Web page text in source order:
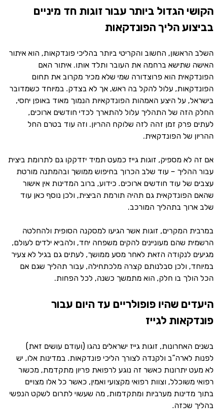
הקושי הגדול ביותר עבור זוגות חד מיניים
בביצוע הליך הפונדקאות
השלב הראשון, החשוב והקריטי ביותר בהליכי פונדקאות, הוא איתור
האישה שתישא ברחמה את העובר ותלד אותו. איתור האם
הפונדקאית הוא פרוצדורה שמי שלא מכיר מקרוב את תחום
הפונדקאות, עלול להקל בה ראש, אך לא בצדק. במיוחד כשמדובר
בישראל, על היצע האמהות הפונדקאיות הנמוך מאוד באופן יחסי,
החלק הזה של התהליך עלול להתארך לכדי חודשים ארוכים,
לעתים פרק זמן זהה לזה שלוקח ההריון. וזה עוד בטרם החל
ההריון של הפונדקאית.
אם זה לא מספיק, זוגות גייז כמעט תמיד יזדקקו גם לתרומת ביצית
עבור ההליך – עוד שלב הכרוך בחיפוש ממושך ובהמתנה מורטת
עצבים של עוד חודשים ארוכים. כידוע, ברוב המדינות אין אישור
שהאם הפונדקאית גם תהיה תורמת הביצית, ולכן נוסף כאן עוד
שלב ארוך בתהליך המורכב.
במרבית המקרים, זוגות אשר הגיעו למסקנה הסופית ולהחלטה
הרשמית שהם מעוניינים להקים משפחה יחד, ולהביא ילדים לעולם,
מגיעים לנקודה הזאת לאחר מסע ממושך, לעתים גם בגיל לא צעיר
במיוחד, ולכן סבלנותם קצרה מלכתחילה, עבור תהליך שגם אם
הכל הולך בו חלק, הוא מתמשך כשנה, לכל הפחות.
היעדים שהיו פופולריים עד היום עבור
פונדקאות לגייז
בשנים האחרונות, זוגות גייז ישראלים נהגו (ועודם עושים זאת)
לפנות לארה”ב ולקנדה לצורך הליכי פונדקאות. במדינות אלו, יש
לא מעט יתרונות כאשר זה נוגע לרפואת פריון מתקדמת, מכשור
רפואי משוכלל, וצוות רפואי מקצועי ואמין, כאשר כל אלו מצויים
בתוך מדינות מערביות ומתקדמות, מה שעשוי לתרום לשקט הנפשי
בהליך שכזה.